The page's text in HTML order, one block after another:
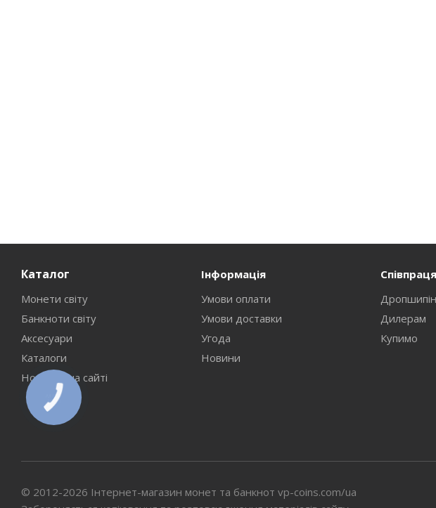
Каталог
Монети світу
Банкноти світу
Аксесуари
Каталоги
Новинки на сайті
Інформація
Умови оплати
Умови доставки
Угода
Новини
Співпраця
Дилерам
Купимо
© 2012-2026 Інтернет-магазин монет та банкнот vp-coins.com/ua
КНОПКА
СВЯЗИ